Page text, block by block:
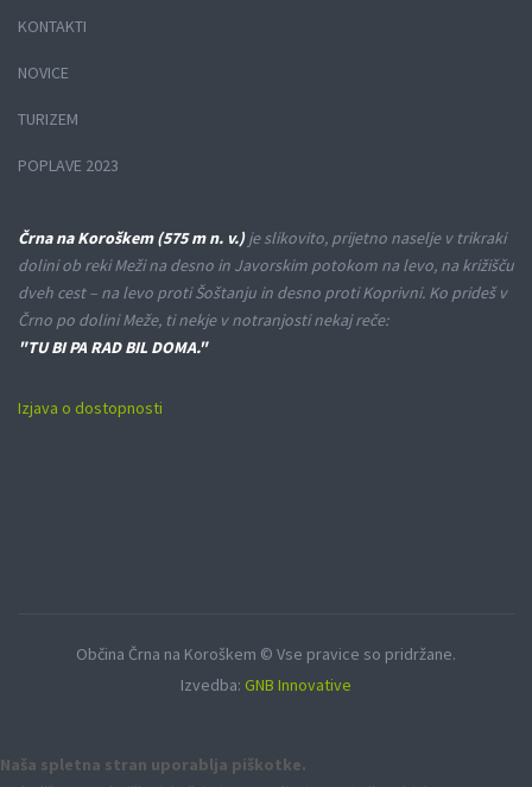
KONTAKTI
NOVICE
TURIZEM
POPLAVE 2023
Črna na Koroškem (575 m n. v.)je slikovito, prijetno naselje v trikraki
dolini ob reki Meži na desno in Javorskim potokom na levo, na križišču
dveh cest – na levo proti Šoštanju in desno proti Koprivni. Ko prideš v
Črno po dolini Meže, ti nekje v notranjosti nekaj reče:
"TU BI PA RAD BIL DOMA."
Izjava o dostopnosti
Občina Črna na Koroškem © Vse pravice so pridržane.
Izvedba: GNB Innovative
Naša spletna stran uporablja piškotke.